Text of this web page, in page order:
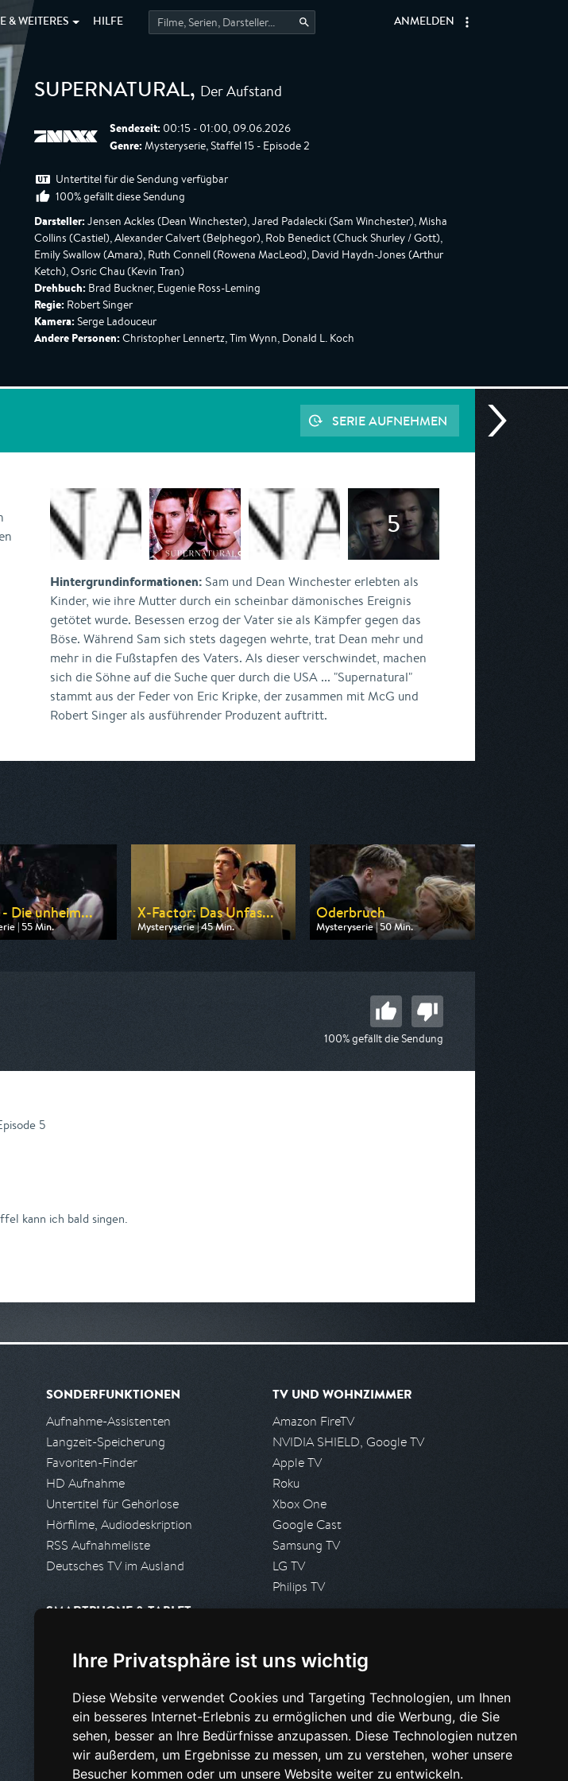
Ihre Privatsphäre ist uns wichtig
Diese Website verwendet Cookies und Targeting Technologien, um Ihnen
ein besseres Internet-Erlebnis zu ermöglichen und die Werbung, die Sie
sehen, besser an Ihre Bedürfnisse anzupassen. Diese Technologien nutzen
wir außerdem, um Ergebnisse zu messen, um zu verstehen, woher unsere
Besucher kommen oder um unsere Website weiter zu entwickeln.
& WEITERES HILFE ANMELDEN
SUPERNATURAL, Der Aufstand
Sendezeit: 00:15 - 01:00, 09.06.2026
Genre: Mysteryserie, Staffel 15 - Episode 2
Untertitel für die Sendung verfügbar
100% gefällt diese Sendung
Darsteller: Jensen Ackles (Dean Winchester), Jared Padalecki (Sam Winchester), Misha
Collins (Castiel), Alexander Calvert (Belphegor), Rob Benedict (Chuck Shurley / Gott),
Emily Swallow (Amara), Ruth Connell (Rowena MacLeod), David Haydn-Jones (Arthur
Ketch), Osric Chau (Kevin Tran)
Drehbuch: Brad Buckner, Eugenie Ross-Leming
Regie: Robert Singer
Kamera: Serge Ladouceur
Andere Personen: Christopher Lennertz, Tim Wynn, Donald L. Koch
SERIE AUFNEHMEN
Hintergrundinformationen: Sam und Dean Winchester erlebten als
Kinder, wie ihre Mutter durch ein scheinbar dämonisches Ereignis
getötet wurde. Besessen erzog der Vater sie als Kämpfer gegen das
Böse. Während Sam sich stets dagegen wehrte, trat Dean mehr und
mehr in die Fußstapfen des Vaters. Als dieser verschwindet, machen
sich die Söhne auf die Suche quer durch die USA ... "Supernatural"
stammt aus der Feder von Eric Kripke, der zusammen mit McG und
Robert Singer als ausführender Produzent auftritt.
Die unheim...
| 55 Min.
von Pro 7 Maxx
X-Factor: Das Unfas...
Mysteryserie | 45 Min.
Ausgestrahlt von RTLZWEI
Oderbruch
Mysteryserie | 50 Min.
Ausgestrahlt von HR
100% gefällt die Sendung
5
kann ich bald singen.
SONDERFUNKTIONEN
Aufnahme-Assistenten
Langzeit-Speicherung
Favoriten-Finder
HD Aufnahme
Untertitel für Gehörlose
Hörfilme, Audiodeskription
RSS Aufnahmeliste
Deutsches TV im Ausland
SMARTPHONE & TABLET
Android App
PARTNER
Partnerliste
Partner werden
TV UND WOHNZIMMER
Amazon FireTV
NVIDIA SHIELD, Google TV
Apple TV
Roku
Xbox One
Google Cast
Samsung TV
LG TV
Philips TV
Presseanfrage stellen
HILFE & SUPPORT
Häufig gestellte Fragen
Anfrage stellen